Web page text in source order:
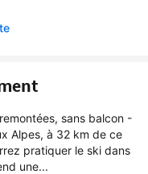
sans balcon -
Alpes, à 32 km de ce
pratiquer le ski dans
une...